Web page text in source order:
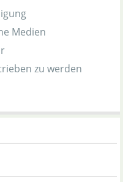
Medien
zu werden